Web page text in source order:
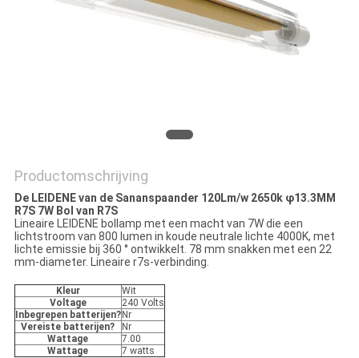
Productomschrijving
De LEIDENE van de Sananspaander 120Lm/w 2650k φ13.3MM
R7S 7W Bol van R7S
Lineaire LEIDENE bollamp met een macht van 7W die een
lichtstroom van 800 lumen in koude neutrale lichte 4000K, met
lichte emissie bij 360 ° ontwikkelt. 78 mm snakken met een 22
mm-diameter. Lineaire r7s-verbinding.
Kleur
Wit
Voltage
240 Volts
Inbegrepen batterijen? Nr
Vereiste batterijen?
Nr
Wattage
7.00
Wattage
7 watts